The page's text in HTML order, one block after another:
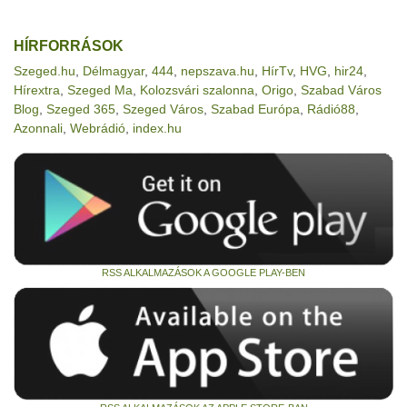
HÍRFORRÁSOK
Szeged.hu Délmagyar, 444 nepszava.hu HírTv, HVG hir24
Hírextra Szeged Ma Kolozsvári szalonna Origo Szabad Város
Blog Szeged 365 Szeged Város Szabad Európa Rádió88
Azonnali Webrádió index.hu
RSS ALKALMAZÁSOK A GOOGLE PLAY-BEN